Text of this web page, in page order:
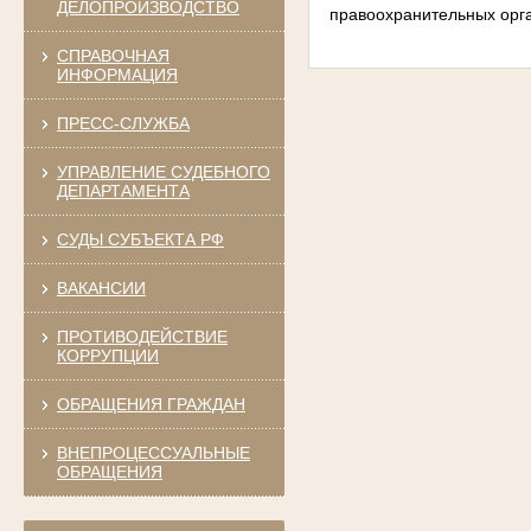
ДЕЛОПРОИЗВОДСТВО
СПРАВОЧНАЯ
ИНФОРМАЦИЯ
ПРЕСС-СЛУЖБА
УПРАВЛЕНИЕ СУДЕБНОГО
ДЕПАРТАМЕНТА
СУДЫ СУБЪЕКТА РФ
ВАКАНСИИ
ПРОТИВОДЕЙСТВИЕ
КОРРУПЦИИ
ОБРАЩЕНИЯ ГРАЖДАН
ВНЕПРОЦЕССУАЛЬНЫЕ
ОБРАЩЕНИЯ
правоохранительных